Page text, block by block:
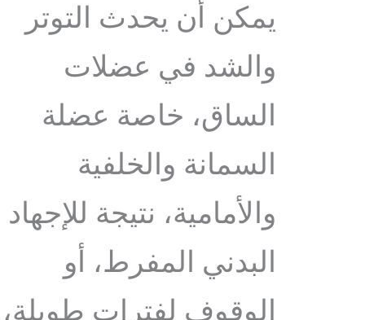
يمكن أن يحدث التوتر
والشد في عضلات
الساق، خاصة عضلة
السمانة والخلفية
والأمامية، نتيجة للإجهاد
البدني المفرط، أو
الوقوف لفترات طويلة،